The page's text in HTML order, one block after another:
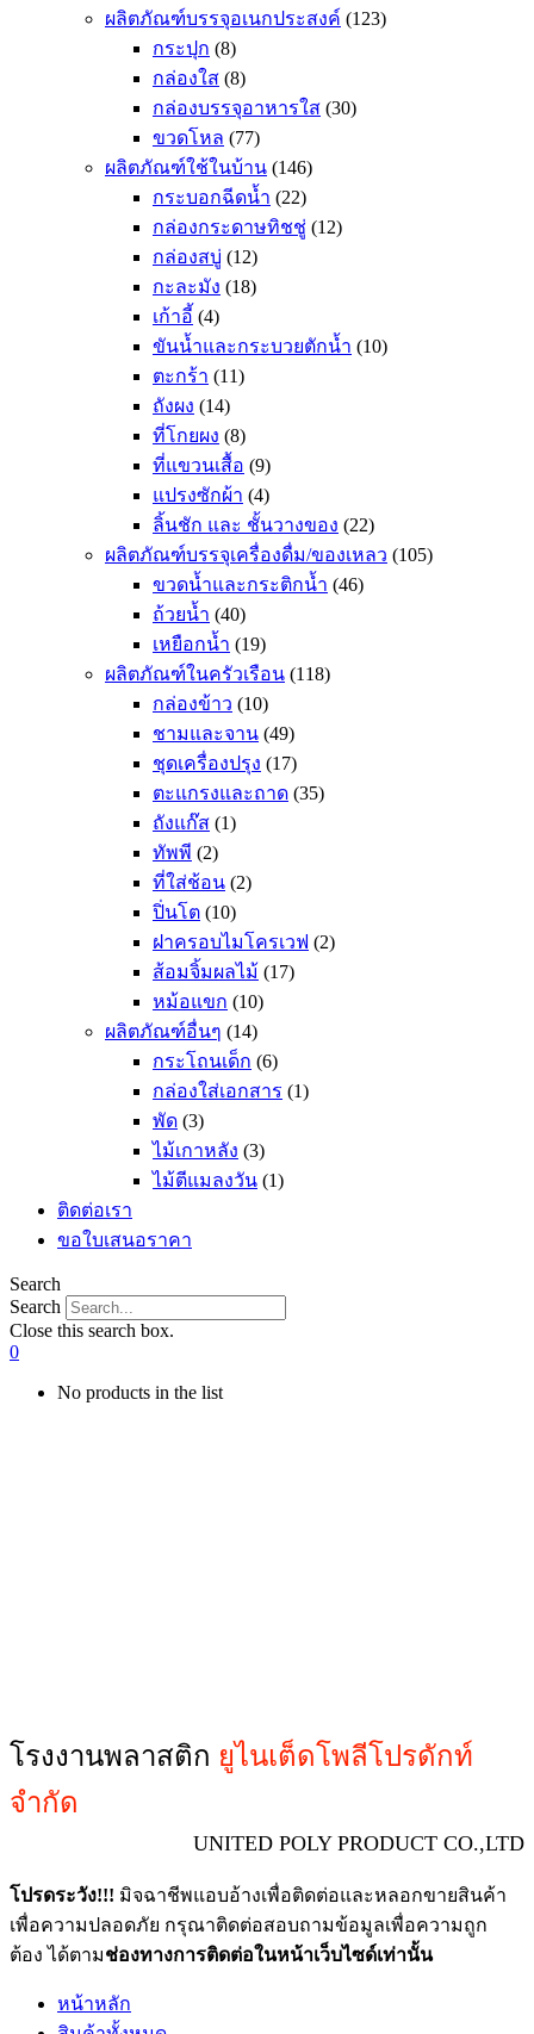
ผลิตภัณฑ์บรรจุอเนกประสงค์ (123)
กระปุก (8)
กล่องใส (8)
กล่องบรรจุอาหารใส (30)
ขวดโหล (77)
ผลิตภัณฑ์ใช้ในบ้าน (146)
กระบอกฉีดน้ำ (22)
กล่องกระดาษทิชชู่ (12)
กล่องสบู่ (12)
กะละมัง (18)
เก้าอี้ (4)
ขันน้ำและกระบวยตักน้ำ (10)
ตะกร้า (11)
ถังผง (14)
ที่โกยผง (8)
ที่แขวนเสื้อ (9)
แปรงซักผ้า (4)
ลิ้นชัก และ ชั้นวางของ (22)
ผลิตภัณฑ์บรรจุเครื่องดื่ม/ของเหลว (105)
ขวดน้ำและกระติกน้ำ (46)
ถ้วยน้ำ (40)
เหยือกน้ำ (19)
ผลิตภัณฑ์ในครัวเรือน (118)
กล่องข้าว (10)
ชามและจาน (49)
ชุดเครื่องปรุง (17)
ตะแกรงและถาด (35)
ถังแก๊ส (1)
ทัพพี (2)
ที่ใส่ช้อน (2)
ปิ่นโต (10)
ฝาครอบไมโครเวฟ (2)
ส้อมจิ้มผลไม้ (17)
หม้อแขก (10)
ผลิตภัณฑ์อื่นๆ (14)
กระโถนเด็ก (6)
กล่องใส่เอกสาร (1)
พัด (3)
ไม้เกาหลัง (3)
ไม้ตีแมลงวัน (1)
ติดต่อเรา
ขอใบเสนอราคา
Search
Search
Close this search box.
0
No products in the list
โรงงานพลาสติก ยูไนเต็ดโพลีโปรดักท์
จำกัด
UNITED POLY PRODUCT CO.,LTD
โปรดระวัง!!! มิจฉาชีพแอบอ้างเพื่อติดต่อและหลอกขายสินค้า
เพื่อความปลอดภัย กรุณาติดต่อสอบถามข้อมูลเพื่อความถูก
ต้อง ได้ตามช่องทางการติดต่อในหน้าเว็บไซด์เท่านั้น
หน้าหลัก